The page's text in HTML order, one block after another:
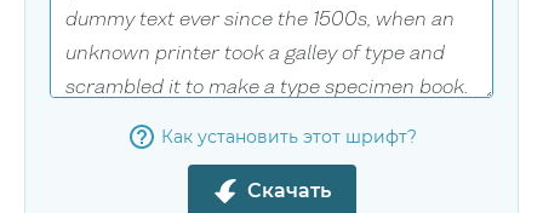
Как установить этот шрифт?
Скачать